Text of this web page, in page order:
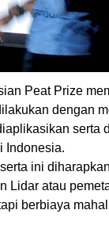
Peat Prize
dengan
serta
Indonesia.
ini
Lidar atau
berbiaya